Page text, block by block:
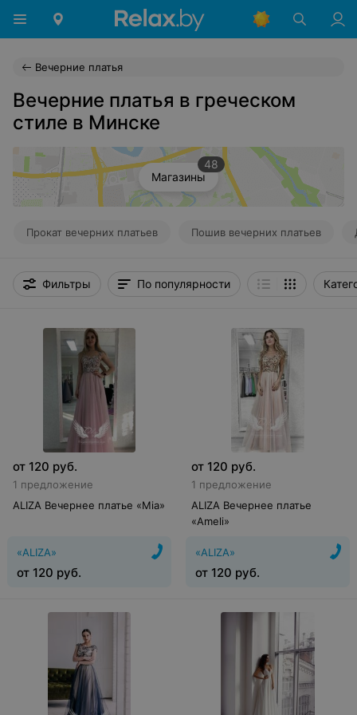
Вечерние платья
Вечерние платья в греческом
стиле в Минске
Магазины
48
Прокат вечерних платьев Пошив вечерних платьев
Фильтры По популярности
от 120 руб.
1 предложение
ALIZA Вечернее платье «Mia»
«ALIZA»
от 120 руб.
от 120 руб.
1 предложение
ALIZA Вечернее платье
«Ameli»
«ALIZA»
от 120 руб.